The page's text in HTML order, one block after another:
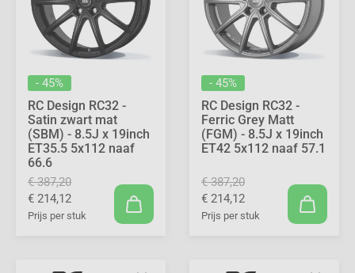
- 45%
RC Design RC32 -
Satin zwart mat
(SBM) - 8.5J x 19inch
ET35.5 5x112 naaf
66.6
€ 387,20
€ 214,12
Prijs per stuk
- 45%
RC Design RC32 -
Ferric Grey Matt
(FGM) - 8.5J x 19inch
ET42 5x112 naaf 57.1
€ 387,20
€ 214,12
Prijs per stuk